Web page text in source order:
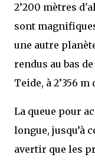
2’200 mètres
sont
une autre
rendus au bas
Teide, à 2’356 m
La queue pour
longue, jusqu’à
avertir que les